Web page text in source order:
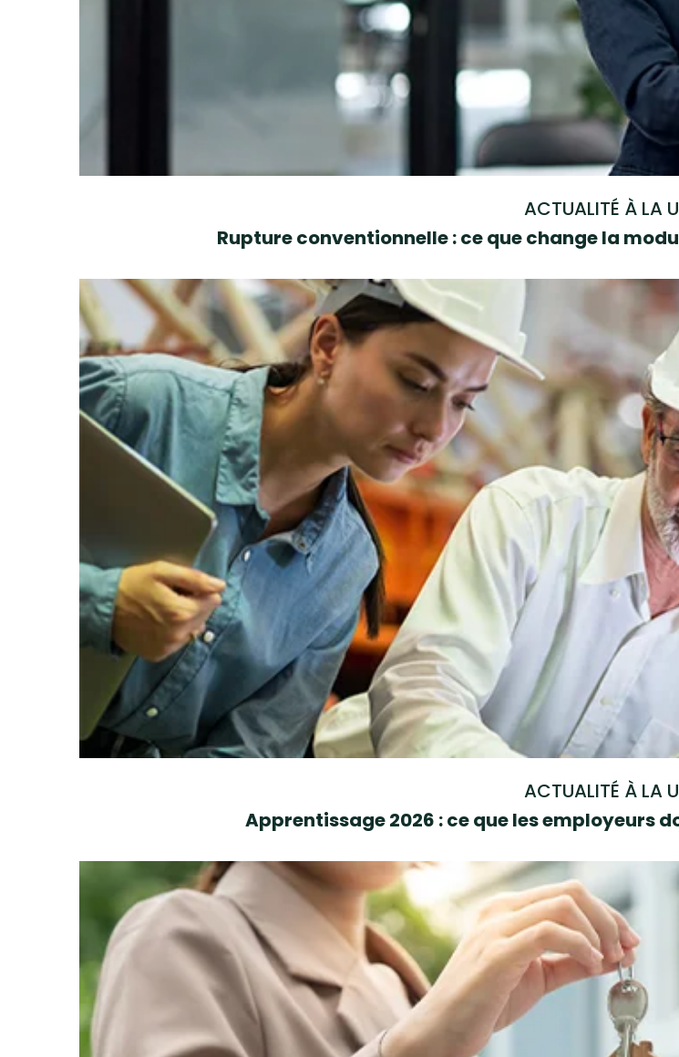
ACTUALITÉ À LA
Rupture conventionnelle : ce que change la
ACTUALITÉ À LA
Apprentissage 2026 : ce que les employeurs